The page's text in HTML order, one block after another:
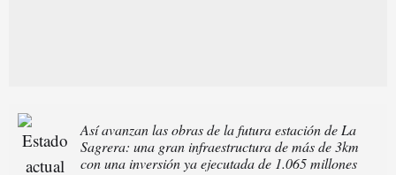
Así avanzan las obras de la futura estación de La
Sagrera: una gran infraestructura de más de 3km
con una inversión ya ejecutada de 1.065 millones